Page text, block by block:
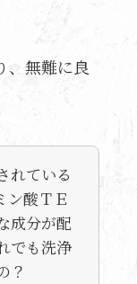
、無難に良
れている
ン酸ＴＥ
成分が配
でも洗浄
？